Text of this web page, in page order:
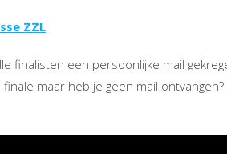
ZZL
finalisten een persoonlijke mail
maar heb je geen mail